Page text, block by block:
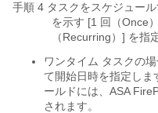
手順 4 タスクをスケジュー
を示す [1 回（Once
（Recurring）] を指
ワンタイム タスクの
て開始日時を指定しま
ールドには、ASA
されます。